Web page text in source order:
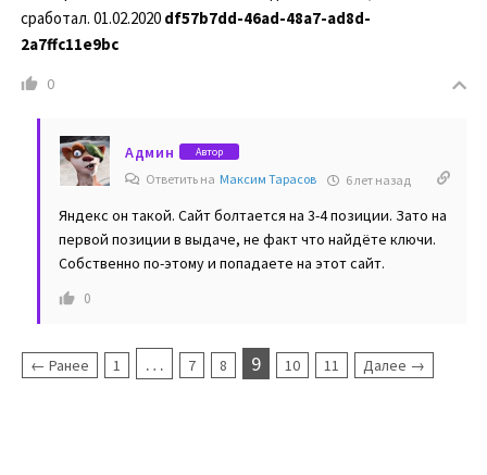
сработал. 01.02.2020 df57b7dd-46ad-48a7-ad8d-
2a7ffc11e9bc
0
Админ Автор
Ответить на Максим Тарасов 6 лет назад
Яндекс он такой. Сайт болтается на 3-4 позиции. Зато на
первой позиции в выдаче, не факт что найдёте ключи.
Собственно по-этому и попадаете на этот сайт.
0
← Ранее 1 … 7 8 9 10 11 Далее →